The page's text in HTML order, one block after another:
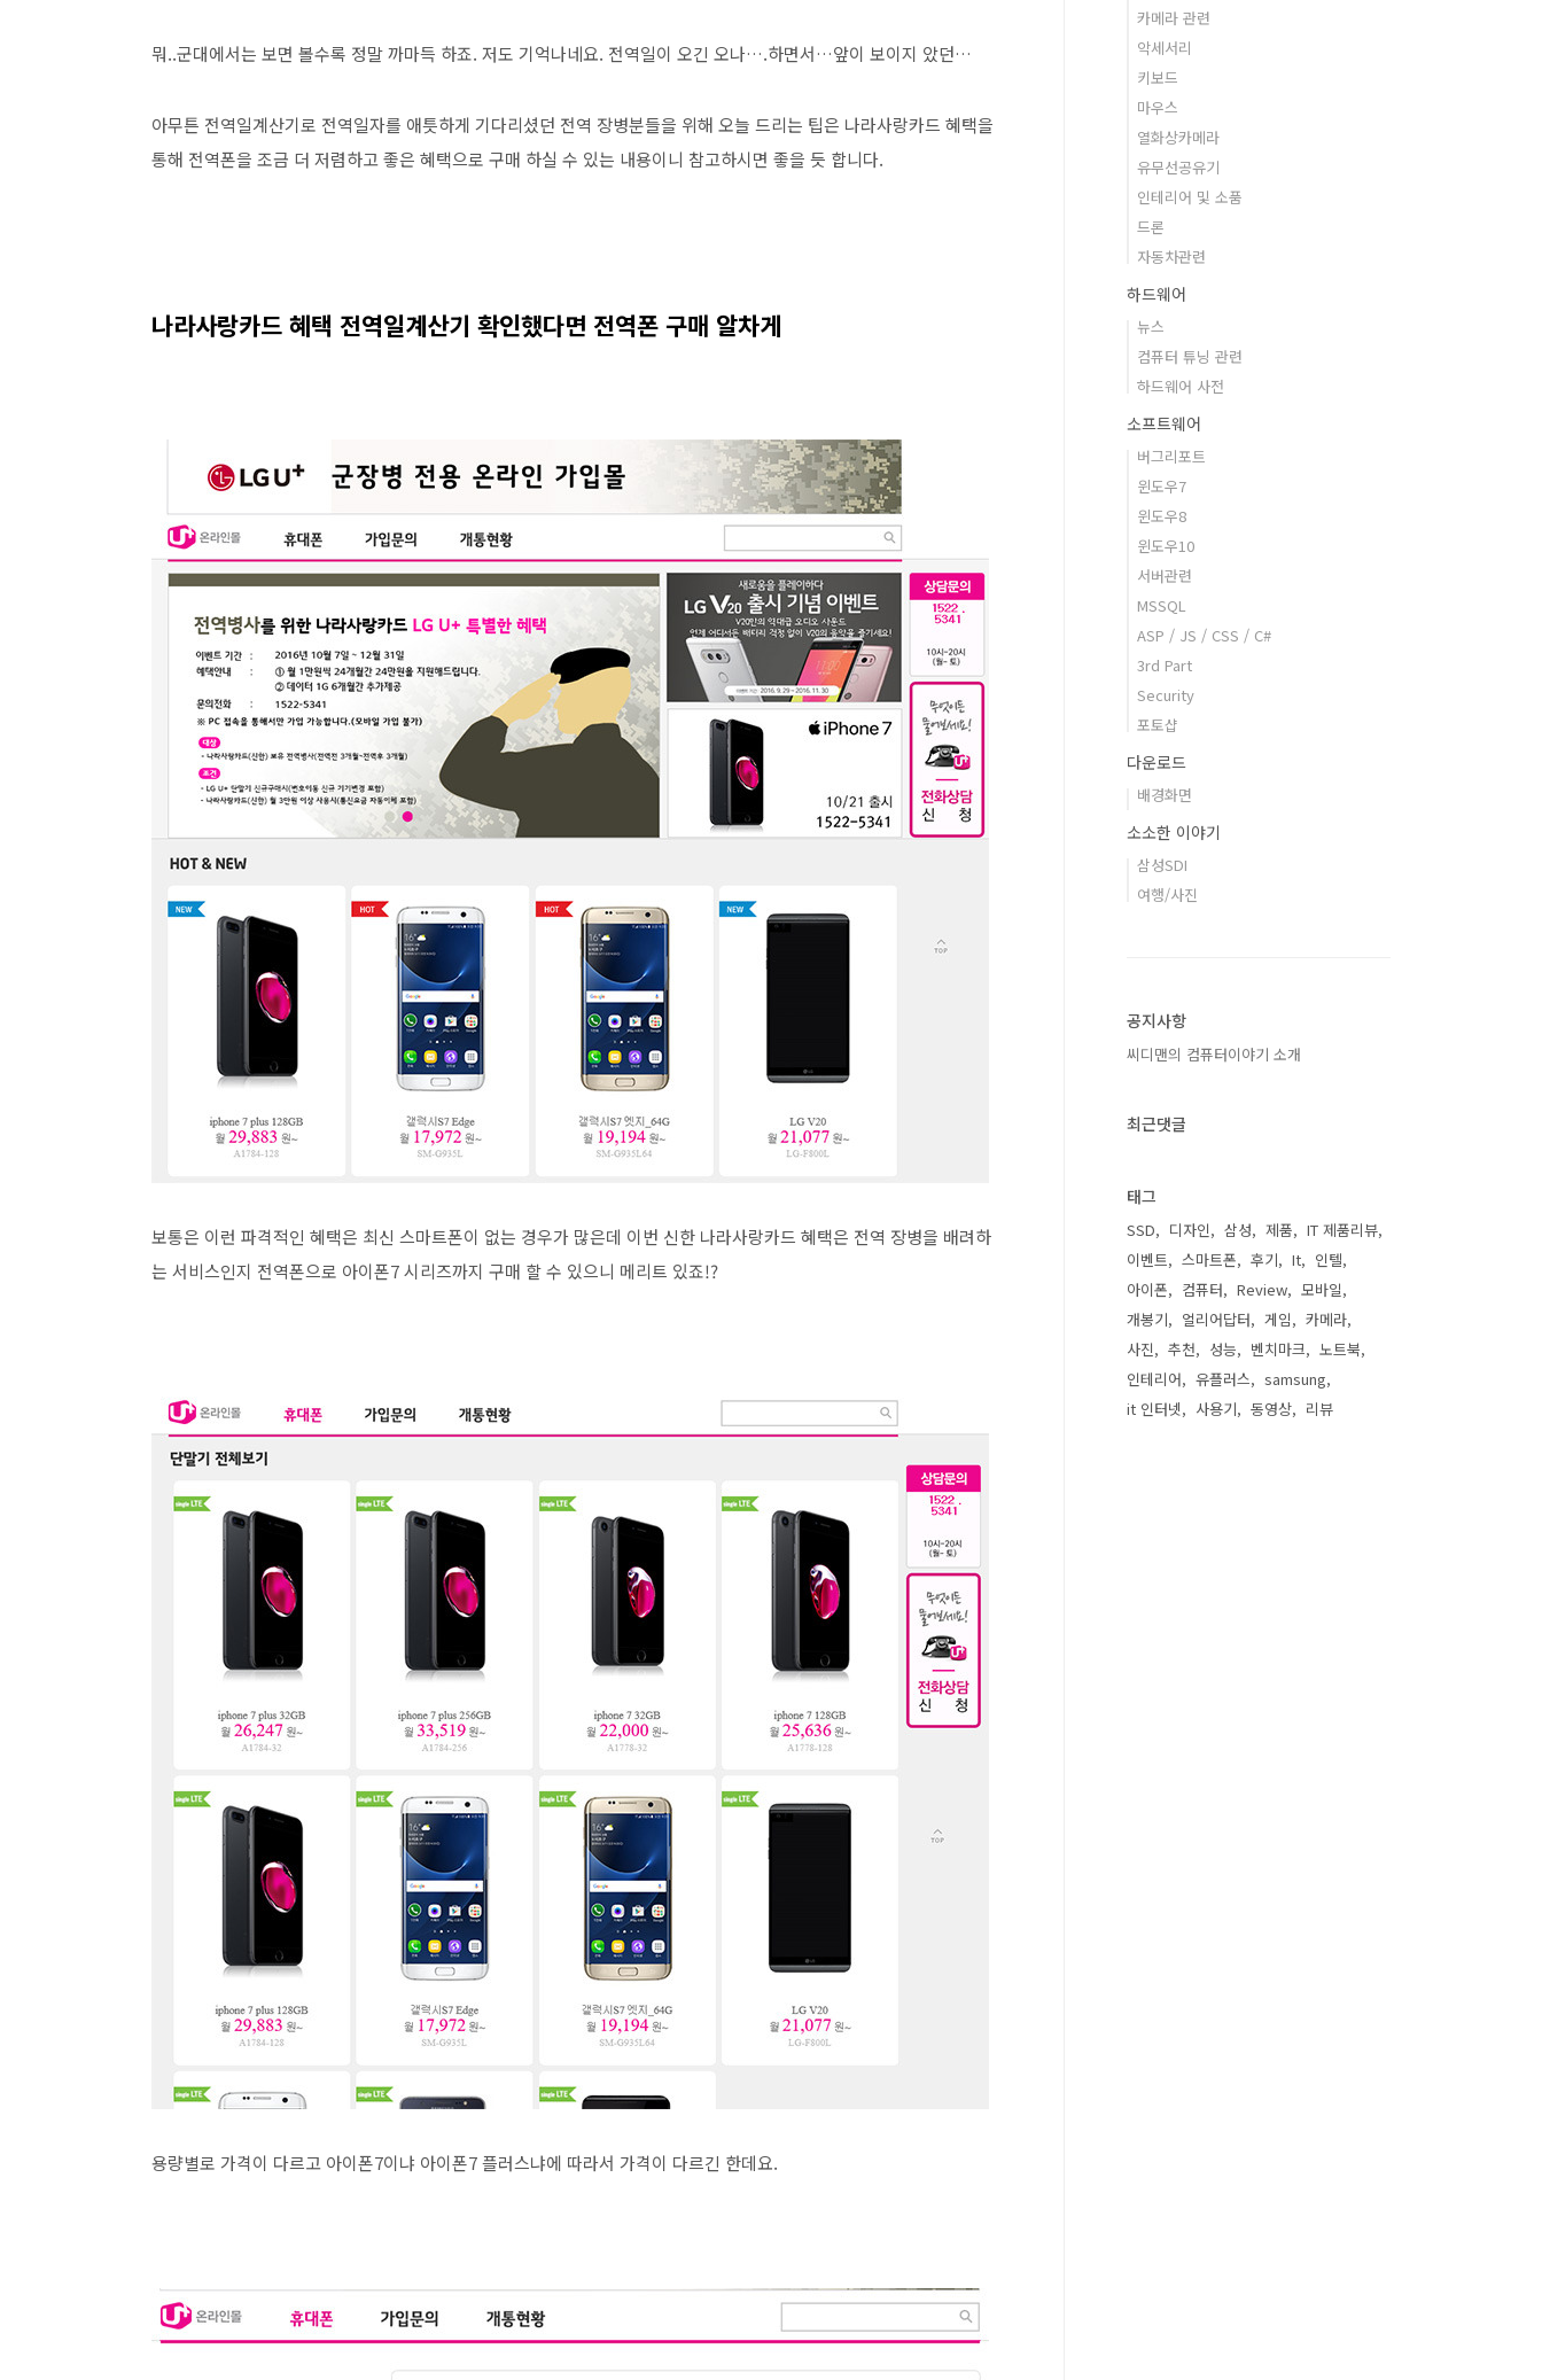
뭐..군대에서는 보면 볼수록 정말 까마득 하죠. 저도 기억나네요. 전역일이 오긴 오나….하면서…앞이 보이지 았던…
아무튼 전역일계산기로 전역일자를 애틋하게 기다리셨던 전역 장병분들을 위해 오늘 드리는 팁은 나라사랑카드 혜택을
통해 전역폰을 조금 더 저렴하고 좋은 혜택으로 구매 하실 수 있는 내용이니 참고하시면 좋을 듯 합니다.
나라사랑카드 혜택 전역일계산기 확인했다면 전역폰 구매 알차게
보통은 이런 파격적인 혜택은 최신 스마트폰이 없는 경우가 많은데 이번 신한 나라사랑카드 혜택은 전역 장병을 배려하
는 서비스인지 전역폰으로 아이폰7 시리즈까지 구매 할 수 있으니 메리트 있죠!?
용량별로 가격이 다르고 아이폰7이냐 아이폰7 플러스냐에 따라서 가격이 다르긴 한데요.
카메라 관련
악세서리
키보드
마우스
열화상카메라
유무선공유기
인테리어 및 소품
드론
자동차관련
하드웨어
뉴스
컴퓨터 튜닝 관련
하드웨어 사전
소프트웨어
버그리포트
윈도우7
윈도우8
윈도우10
서버관련
MSSQL
ASP / JS / CSS / C#
3rd Part
Security
포토샵
다운로드
배경화면
소소한 이야기
삼성SDI
여행/사진
공지사항
씨디맨의 컴퓨터이야기 소개
최근댓글
태그
SSD 디자인 삼성 제품
IT 제품리뷰
이벤트
스마트폰 후기 It
인텔
아이폰
컴퓨터 Review
모바일
개봉기
얼리어답터 게임
카메라
사진
추천 성능 벤치마크
노트북
인테리어
유플러스
samsung
it 인터넷
사용기 동영상 리뷰